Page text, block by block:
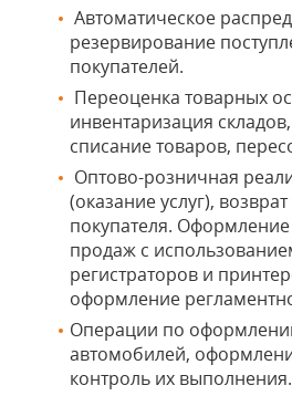
Автоматическое
резервирование
покупателей.
Переоценка товарных
инвентаризация
списание товаров,
Оптово-розничная
(оказание услуг),
покупателя.
продаж с
регистраторов и
оформление
Операции по
автомобилей,
контроль их выполнения.